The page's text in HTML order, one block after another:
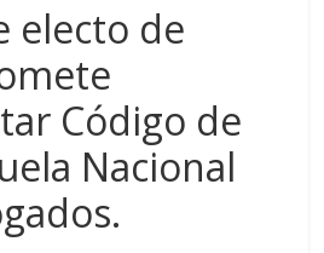
electo de
Código de
Nacional